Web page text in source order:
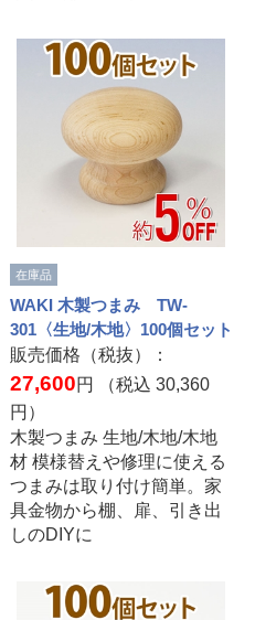
在庫品
WAKI 木製つまみ TW-
301〈生地/木地〉100個セット
販売価格（税抜）：
27,600円 （税込 30,360
円）
木製つまみ 生地/木地/木地
材 模様替えや修理に使える
つまみは取り付け簡単。家
具金物から棚、扉、引き出
しのDIYに